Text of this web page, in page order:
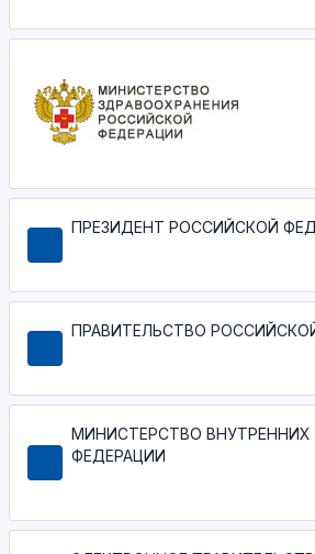
ПРЕЗИДЕНТ РОССИЙСКОЙ
ПРАВИТЕЛЬСТВО
МИНИСТЕРСТВО
ФЕДЕРАЦИИ